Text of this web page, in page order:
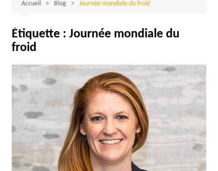
Accueil Blog Journée mondiale du froid
Étiquette : Journée mondiale du
froid